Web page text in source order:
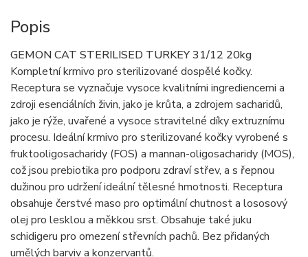
Popis
GEMON CAT STERILISED TURKEY 31/12 20kg
Kompletní krmivo pro sterilizované dospělé kočky.
Receptura se vyznačuje vysoce kvalitními ingrediencemi a
zdroji esenciálních živin, jako je krůta, a zdrojem sacharidů,
jako je rýže, uvařené a vysoce stravitelné díky extruznímu
procesu. Ideální krmivo pro sterilizované kočky vyrobené s
fruktooligosacharidy (FOS) a mannan-oligosacharidy (MOS),
což jsou prebiotika pro podporu zdraví střev, a s řepnou
dužinou pro udržení ideální tělesné hmotnosti. Receptura
obsahuje čerstvé maso pro optimální chutnost a lososový
olej pro lesklou a měkkou srst. Obsahuje také juku
schidigeru pro omezení střevních pachů. Bez přidaných
umělých barviv a konzervantů.